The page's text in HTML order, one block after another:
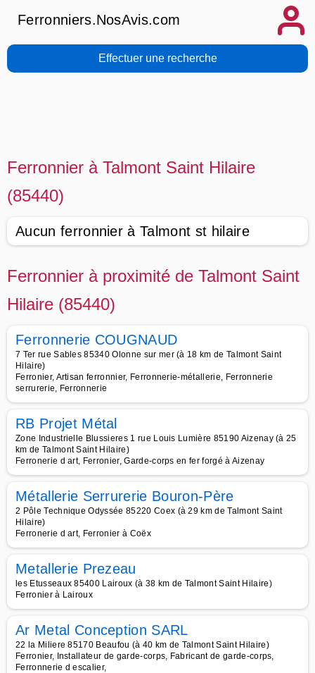
Ferronniers.NosAvis.com
Effectuer une recherche
Ferronnier à Talmont Saint Hilaire
(85440)
Aucun ferronnier à Talmont st hilaire
Ferronnier à proximité de Talmont Saint
Hilaire (85440)
Ferronnerie COUGNAUD
7 Ter rue Sables 85340 Olonne sur mer (à 18 km de Talmont Saint
Hilaire)
Ferronier, Artisan ferronnier, Ferronnerie-métallerie, Ferronnerie
serrurerie, Ferronnerie
RB Projet Métal
Zone Industrielle Blussieres 1 rue Louis Lumière 85190 Aizenay (à 25
km de Talmont Saint Hilaire)
Ferronerie d art, Ferronier, Garde-corps en fer forgé à Aizenay
Métallerie Serrurerie Bouron-Père
2 Pôle Technique Odyssée 85220 Coex (à 29 km de Talmont Saint
Hilaire)
Ferronerie d art, Ferronier à Coëx
Metallerie Prezeau
les Etusseaux 85400 Lairoux (à 38 km de Talmont Saint Hilaire)
Ferronier à Lairoux
Ar Metal Conception SARL
22 la Miliere 85170 Beaufou (à 40 km de Talmont Saint Hilaire)
Ferronier, Installateur de garde-corps, Fabricant de garde-corps,
Ferronnerie d escalier,